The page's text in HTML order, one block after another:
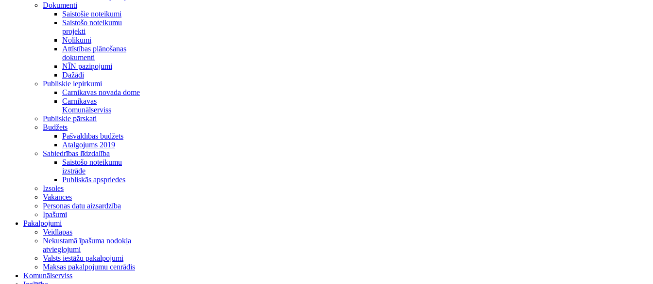
Dokumenti
Saistošie noteikumi
Saistošo noteikumu
projekti
Nolikumi
Attīstības plānošanas
dokumenti
NĪN paziņojumi
Dažādi
Publiskie iepirkumi
Carnikavas novada dome
Carnikavas
Komunālserviss
Publiskie pārskati
Budžets
Pašvaldības budžets
Atalgojums 2019
Sabiedrības līdzdalība
Saistošo noteikumu
izstrāde
Publiskās apspriedes
Izsoles
Vakances
Personas datu aizsardzība
Īpašumi
Pakalpojumi
Veidlapas
Nekustamā īpašuma nodokļa
atvieglojumi
Valsts iestāžu pakalpojumi
Maksas pakalpojumu cenrādis
Komunālserviss